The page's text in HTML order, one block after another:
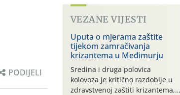
PODIJELI
VEZANE VIJESTI
Uputa o mjerama zaštite
tijekom zamračivanja
krizantema u Međimurju
Sredina i druga polovica
kolovoza je kritično razdoblje u
zdravstvenoj zaštiti krizantema,